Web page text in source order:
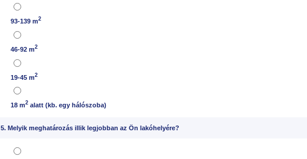
93-139 m2
46-92 m2
19-45 m2
18 m2 alatt (kb. egy hálószoba)
5. Melyik meghatározás illik legjobban az Ön lakóhelyére?